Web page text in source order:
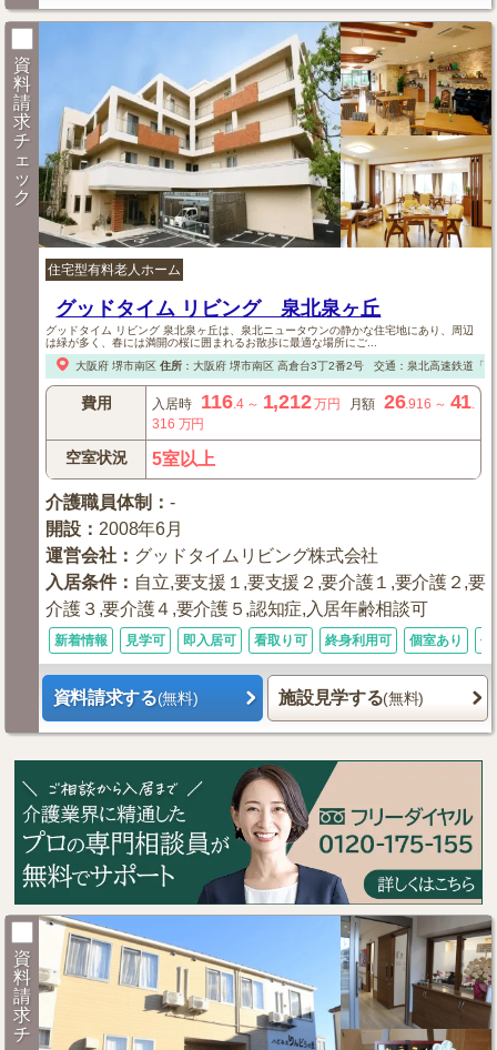
資
料
請
求
チ
ェ
ッ
ク
住宅型有料老人ホーム
グッドタイム リビング 泉北泉ヶ丘
グッドタイム リビング 泉北泉ヶ丘は、泉北ニュータウンの静かな住宅地にあり、周辺
は緑が多く、春には満開の桜に囲まれるお散歩に最適な場所にご...
大阪府 堺市南区 住所： 大阪府 堺市南区 高倉台3丁2番2号 交通：泉北高速鉄道「
費用 入居時 116.4～ 1,212万円 月額 26.916 ～ 41.
316 万円
空室状況 5室以上
介護職員体制 ：-
開設 ：2008年6月
運営会社 ： グッドタイムリビング株式会社
入居条件： 自立,要支援１,要支援２,要介護１,要介護２,要
介護３,要介護４,要介護５,認知症,入居年齢相談可
新着情報 見学可 即入居可 看取り可 終身利用可 個室あり 体
資料請求する(無料) 施設見学する(無料)
資
料
請
求
チ